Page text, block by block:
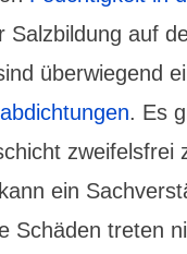
Salz­bil­dung auf
über­wie­gend
. Es
zwei­fels­frei
ein
Schäden treten